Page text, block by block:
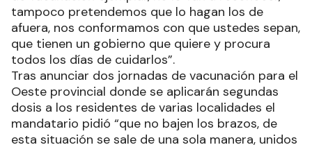
tampoco pretendemos que lo hagan los de
afuera, nos conformamos con que ustedes sepan,
que tienen un gobierno que quiere y procura
todos los días de cuidarlos”.
Tras anunciar dos jornadas de vacunación para el
Oeste provincial donde se aplicarán segundas
dosis a los residentes de varias localidades el
mandatario pidió “que no bajen los brazos, de
esta situación se sale de una sola manera, unidos